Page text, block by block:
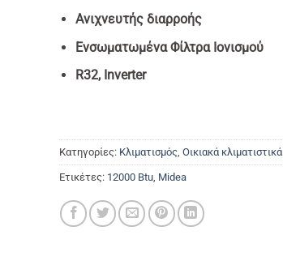
Ανιχνευτής διαρροής
Ενσωματωμένα Φίλτρα Ιονισμού
R32, Inverter
Κατηγορίες: Κλιματισμός, Οικιακά κλιματιστικά
Ετικέτες: 12000 Btu, Midea